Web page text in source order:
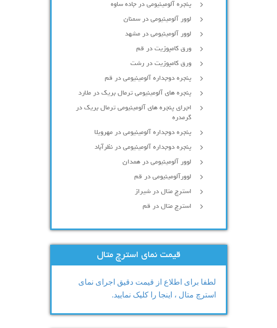
پنجره آلومینیومی در جاده ساوه
لوور آلومینیومی در سمنان
لوور آلومینیومی در مشهد
ورق کامپوزیت در قم
ورق کامپوزیت در رشت
پنجره دوجداره آلومينيومی در قم
پنجره های آلومینیومی ترمال بریک در ملارد
اجرای پنجره های آلومینیومی ترمال بریک در
گرمدره
پنجره دوجداره آلومینیومی در مهرویلا
پنجره دوجداره آلومینیومی در نظرآباد
لوور آلومینیومی در همدان
لوورآلومینیومی در قم
استرچ متال در شیراز
استرچ متال در قم
قیمت نمای استرچ متال
لطفا برای اطلاع از قیمت دقیق اجرای نمای
استرچ متال ، اینجا را کلیک نمایید.